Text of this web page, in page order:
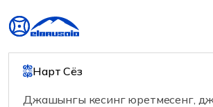
Нарт Сёз
Джашынгы кесинг юретмесенг,